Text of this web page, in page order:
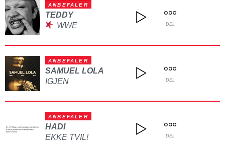
ANBEFALER
TEDDY
WWE
DEL
ANBEFALER
SAMUEL LOLA
IGJEN
DEL
ANBEFALER
HADI
EKKE TVIL!
DEL